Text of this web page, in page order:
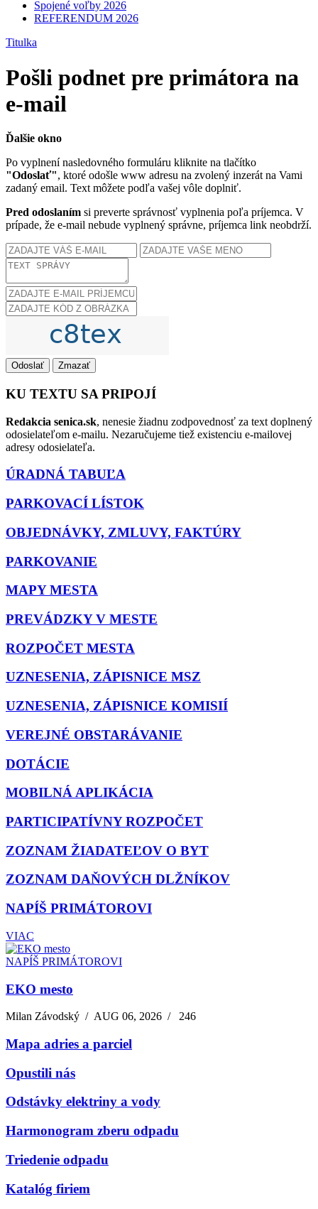
Spojené voľby 2026
REFERENDUM 2026
Titulka
Pošli podnet pre primátora na
e-mail
Ďalšie okno
Po vyplnení nasledovného formuláru kliknite na tlačítko
"Odoslať", ktoré odošle www adresu na zvolený inzerát na Vami
zadaný email. Text môžete podľa vašej vôle doplniť.
Pred odoslaním si preverte správnosť vyplnenia poľa príjemca. V
prípade, že e-mail nebude vyplnený správne, príjemca link neobdrží.
Odoslať Zmazať
KU TEXTU SA PRIPOJÍ
Redakcia senica.sk, nenesie žiadnu zodpovednosť za text doplnený
odosielateľom e-mailu. Nezaručujeme tiež existenciu e-mailovej
adresy odosielateľa.
ÚRADNÁ TABUĽA
PARKOVACÍ LÍSTOK
OBJEDNÁVKY, ZMLUVY, FAKTÚRY
PARKOVANIE
MAPY MESTA
PREVÁDZKY V MESTE
ROZPOČET MESTA
UZNESENIA, ZÁPISNICE MSZ
UZNESENIA, ZÁPISNICE KOMISIÍ
VEREJNÉ OBSTARÁVANIE
DOTÁCIE
MOBILNÁ APLIKÁCIA
PARTICIPATÍVNY ROZPOČET
ZOZNAM ŽIADATEĽOV O BYT
ZOZNAM DAŇOVÝCH DLŽNÍKOV
NAPÍŠ PRIMÁTOROVI
VIAC
NAPÍŠ PRIMÁTOROVI
EKO mesto
Milan Závodský /AUG 06, 2026 / 246
Mapa adries a parciel
Opustili nás
Odstávky elektriny a vody
Harmonogram zberu odpadu
Triedenie odpadu
Katalóg firiem